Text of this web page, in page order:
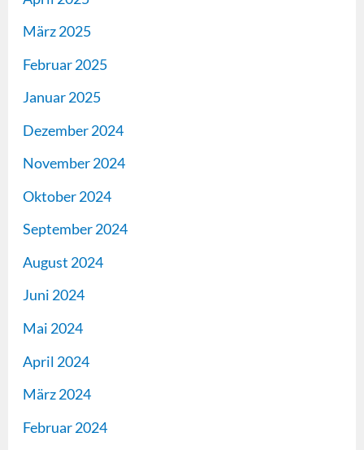
März 2025
Februar 2025
Januar 2025
Dezember 2024
November 2024
Oktober 2024
September 2024
August 2024
Juni 2024
Mai 2024
April 2024
März 2024
Februar 2024